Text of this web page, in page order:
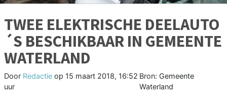
TWEE ELEKTRISCHE DEELAUTO
´S BESCHIKBAAR IN GEMEENTE
WATERLAND
Door Redactie op 15 maart 2018, 16:52
uur
Bron: Gemeente
Waterland